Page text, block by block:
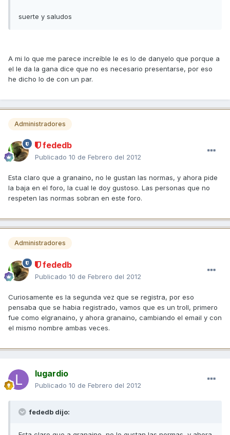
suerte y saludos
A mi lo que me parece increíble le es lo de danyelo que porque a
el le da la gana dice que no es necesario presentarse, por eso
he dicho lo de con un par.
Administradores
fededb
Publicado 10 de Febrero del 2012
Esta claro que a granaino, no le gustan las normas, y ahora pide
la baja en el foro, la cual le doy gustoso. Las personas que no
respeten las normas sobran en este foro.
Administradores
fededb
Publicado 10 de Febrero del 2012
Curiosamente es la segunda vez que se registra, por eso
pensaba que se habia registrado, vamos que es un troll, primero
fue como elgranaino, y ahora granaino, cambiando el email y con
el mismo nombre ambas veces.
lugardio
Publicado 10 de Febrero del 2012
fededb dijo: